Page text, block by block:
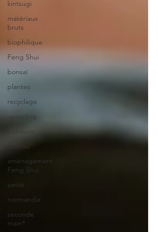
kintsugi
matériaux
bruts
biophilique
Feng Shui
bonsaï
plantes
recyclage
upcycling
peinture
bureau
aménagement
Feng Shui
santé
normandie
seconde
main*